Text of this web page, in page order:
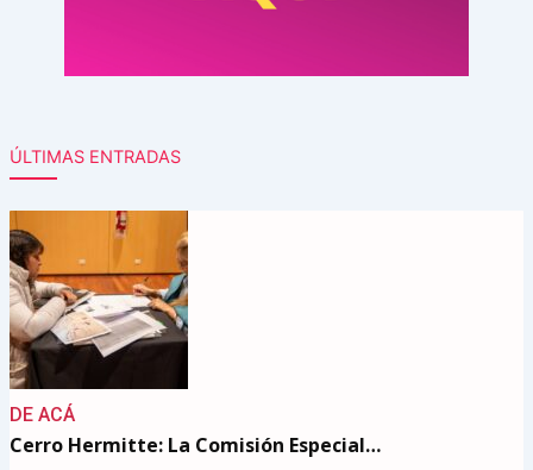
ÚLTIMAS ENTRADAS
DE ACÁ
Cerro Hermitte: La Comisión Especial…